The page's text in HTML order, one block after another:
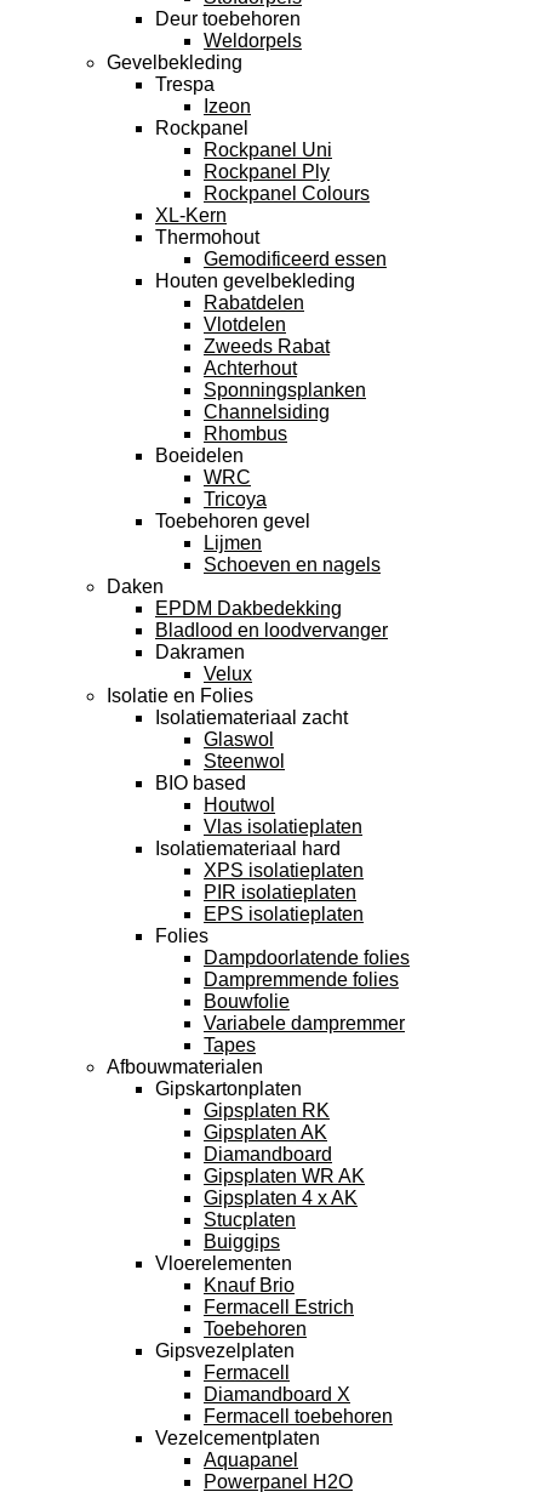
Deur toebehoren
Weldorpels
Gevelbekleding
Trespa
Izeon
Rockpanel
Rockpanel Uni
Rockpanel Ply
Rockpanel Colours
XL-Kern
Thermohout
Gemodificeerd essen
Houten gevelbekleding
Rabatdelen
Vlotdelen
Zweeds Rabat
Achterhout
Sponningsplanken
Channelsiding
Rhombus
Boeidelen
WRC
Tricoya
Toebehoren gevel
Lijmen
Schoeven en nagels
Daken
EPDM Dakbedekking
Bladlood en loodvervanger
Dakramen
Velux
Isolatie en Folies
Isolatiemateriaal zacht
Glaswol
Steenwol
BIO based
Houtwol
Vlas isolatieplaten
Isolatiemateriaal hard
XPS isolatieplaten
PIR isolatieplaten
EPS isolatieplaten
Folies
Dampdoorlatende folies
Dampremmende folies
Bouwfolie
Variabele dampremmer
Tapes
Afbouwmaterialen
Gipskartonplaten
Gipsplaten RK
Gipsplaten AK
Diamandboard
Gipsplaten WR AK
Gipsplaten 4 x AK
Stucplaten
Buiggips
Vloerelementen
Knauf Brio
Fermacell Estrich
Toebehoren
Gipsvezelplaten
Fermacell
Diamandboard X
Fermacell toebehoren
Vezelcementplaten
Aquapanel
Powerpanel H2O